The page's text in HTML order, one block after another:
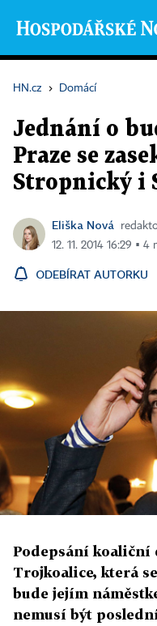
HN.cz › Domácí
Jednání o
Praze se
Stropnický i
Eliška Nová
12. 11. 2014 16:29 ▪ 4
ODEBÍRAT AUTORKU
Podepsání koaliční
Trojkoalice, která
bude jejím
nemusí být